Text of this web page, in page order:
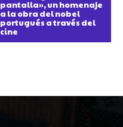
pantalla», un homenaje
a la obra del nobel
portugués a través del
cine